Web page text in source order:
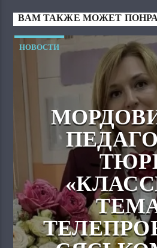
ВАМ ТАКЖЕ МОЖЕТ
НОВОСТИ